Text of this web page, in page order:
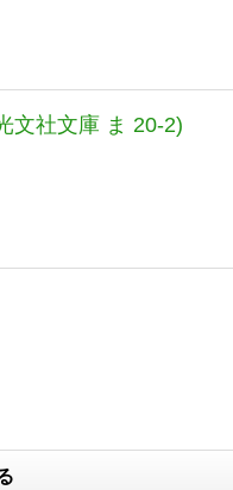
文社文庫 ま 20-2)